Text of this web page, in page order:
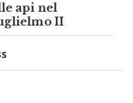
api nel
II